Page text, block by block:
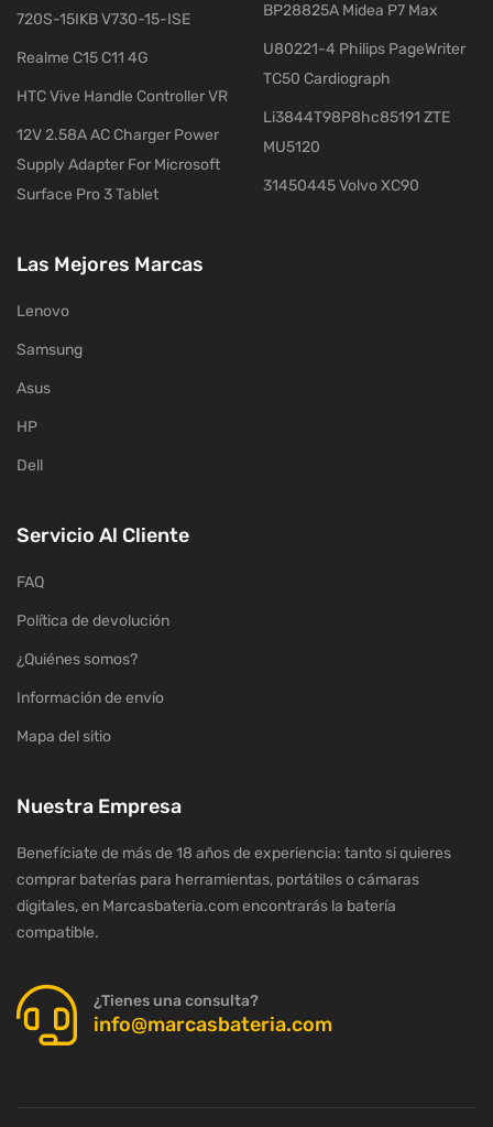
720S-15IKB V730-15-ISE
Realme C15 C11 4G
HTC Vive Handle Controller VR
12V 2.58A AC Charger Power
Supply Adapter For Microsoft
Surface Pro 3 Tablet
BP28825A Midea P7 Max
U80221-4 Philips PageWriter
TC50 Cardiograph
Li3844T98P8hc85191 ZTE
MU5120
31450445 Volvo XC90
Las Mejores Marcas
Lenovo
Samsung
Asus
HP
Dell
Servicio Al Cliente
FAQ
Política de devolución
¿Quiénes somos?
Información de envío
Mapa del sitio
Nuestra Empresa
Benefíciate de más de 18 años de experiencia: tanto si quieres
comprar baterías para herramientas, portátiles o cámaras
digitales, en Marcasbateria.com encontrarás la batería
compatible.
¿Tienes una consulta?
info@marcasbateria.com